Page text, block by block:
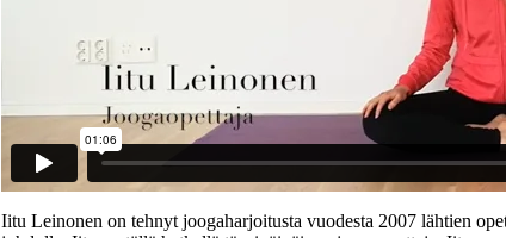
Iitu Leinonen on tehnyt joogaharjoitusta vuodesta 2007 lähtien